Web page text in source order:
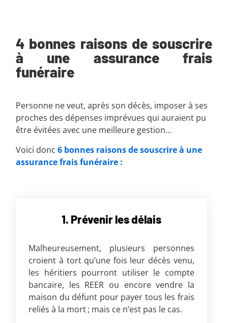
4 bonnes raisons de souscrire
à une assurance frais
funéraire
Personne ne veut, après son décès, imposer à ses
proches des dépenses imprévues qui auraient pu
être évitées avec une meilleure gestion…
Voici donc6 bonnes raisons de souscrire à une
assurance frais funéraire :
1. Prévenir les délais
Malheureusement, plusieurs personnes
croient à tort qu’une fois leur décès venu,
les héritiers pourront utiliser le compte
bancaire, les REER ou encore vendre la
maison du défunt pour payer tous les frais
reliés à la mort ; mais ce n’est pas le cas.